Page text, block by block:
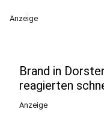
Anzeige
Brand in
reagierten
Anzeige